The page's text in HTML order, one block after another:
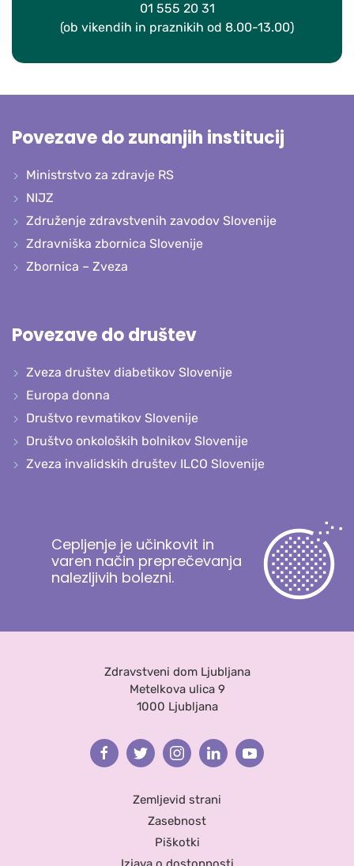
01 555 20 31
(ob vikendih in praznikih od 8.00-13.00)
Povezave do zunanjih institucij
Ministrstvo za zdravje RS
NIJZ
Združenje zdravstvenih zavodov Slovenije
Zdravniška zbornica Slovenije
Zbornica – Zveza
Povezave do društev
Zveza društev diabetikov Slovenije
Europa donna
Društvo revmatikov Slovenije
Društvo onkoloških bolnikov Slovenije
Zveza invalidskih društev ILCO Slovenije
Cepljenje je učinkovit in
varen način preprečevanja
nalezljivih bolezni.
Zdravstveni dom Ljubljana
Metelkova ulica 9
1000 Ljubljana
FacebookTwitterInstagramLinkedinYoutube
Zemljevid strani
Zasebnost
Piškotki